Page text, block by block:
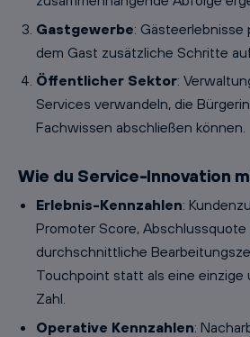
Gastgewerbe: Gästeerlebnisse
dem Gast zusätzliche Schritte
Öffentlicher Sektor:
Services verwandeln, die
Fachwissen abschließen können.
Wie du Service-Innovation
Erlebnis-Kennzahlen:
Promoter Score, Abschlussquote
durchschnittliche
Touchpoint statt als eine
Zahl.
Operative Kennzahlen: